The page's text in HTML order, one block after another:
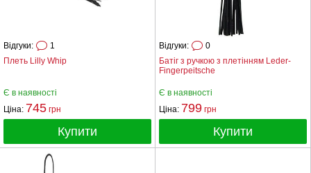
Плеть Lilly Whip
Відгуки: 1
Є в наявності
Ціна: 745 грн
Купити
Батіг з ручкою з плетінням Leder-
Fingerpeitsche
Відгуки: 0
Є в наявності
Ціна: 799 грн
Купити